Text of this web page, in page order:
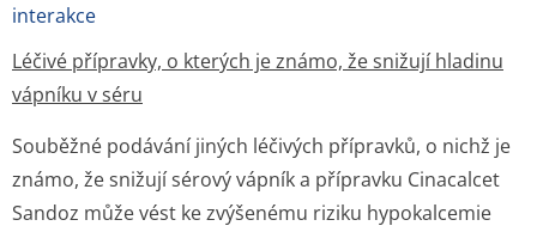
interakce
Léčivé přípravky, o kterých je známo, že snižují hladinu
vápníku v séru
Souběžné podávání jiných léčivých přípravků, o nichž je
známo, že snižují sérový vápník a přípravku Cinacalcet
Sandoz může vést ke zvýšenému riziku hypokalcemie